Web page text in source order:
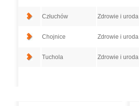
Człuchów Zdrowie i uroda
Chojnice Zdrowie i uroda
Tuchola Zdrowie i uroda